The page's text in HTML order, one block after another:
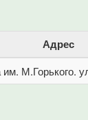
Адрес
М.Горького.